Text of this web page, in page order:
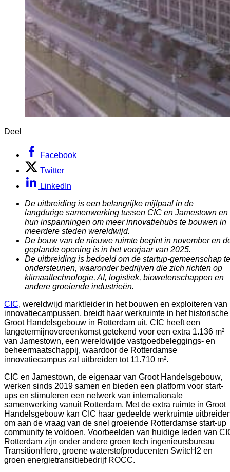
Deel
Facebook
Twitter
LinkedIn
De uitbreiding is een belangrijke mijlpaal in de
langdurige samenwerking tussen CIC en Jamestown en
hun inspanningen om meer innovatiehubs te bouwen in
meerdere steden wereldwijd.
De bouw van de nieuwe ruimte begint in november en
geplande opening is in het voorjaar van 2025.
De uitbreiding is bedoeld om de startup-gemeenschap te
ondersteunen, waaronder bedrijven die zich richten op
klimaattechnologie, AI, logistiek, biowetenschappen en
andere groeiende industrieën.
CIC, wereldwijd marktleider in het bouwen en exploiteren van
innovatiecampussen, breidt haar werkruimte in het historische
Groot Handelsgebouw in Rotterdam uit. CIC heeft een
langetermijnovereenkomst getekend voor een extra 1.136 m²
van Jamestown, een wereldwijde vastgoedbeleggings- en
beheermaatschappij, waardoor de Rotterdamse
innovatiecampus zal uitbreiden tot 11.710 m².
CIC en Jamestown, de eigenaar van Groot Handelsgebouw,
werken sinds 2019 samen en bieden een platform voor start-
ups en stimuleren een netwerk van internationale
samenwerking vanuit Rotterdam. Met de extra ruimte in Groot
Handelsgebouw kan CIC haar gedeelde werkruimte
om aan de vraag van de snel groeiende Rotterdamse start-up
community te voldoen. Voorbeelden van huidige leden van
Rotterdam zijn onder andere groen tech ingenieursbureau
TransitionHero, groene waterstofproducenten SwitcH2 en
groen energietransitiebedrijf ROCC.